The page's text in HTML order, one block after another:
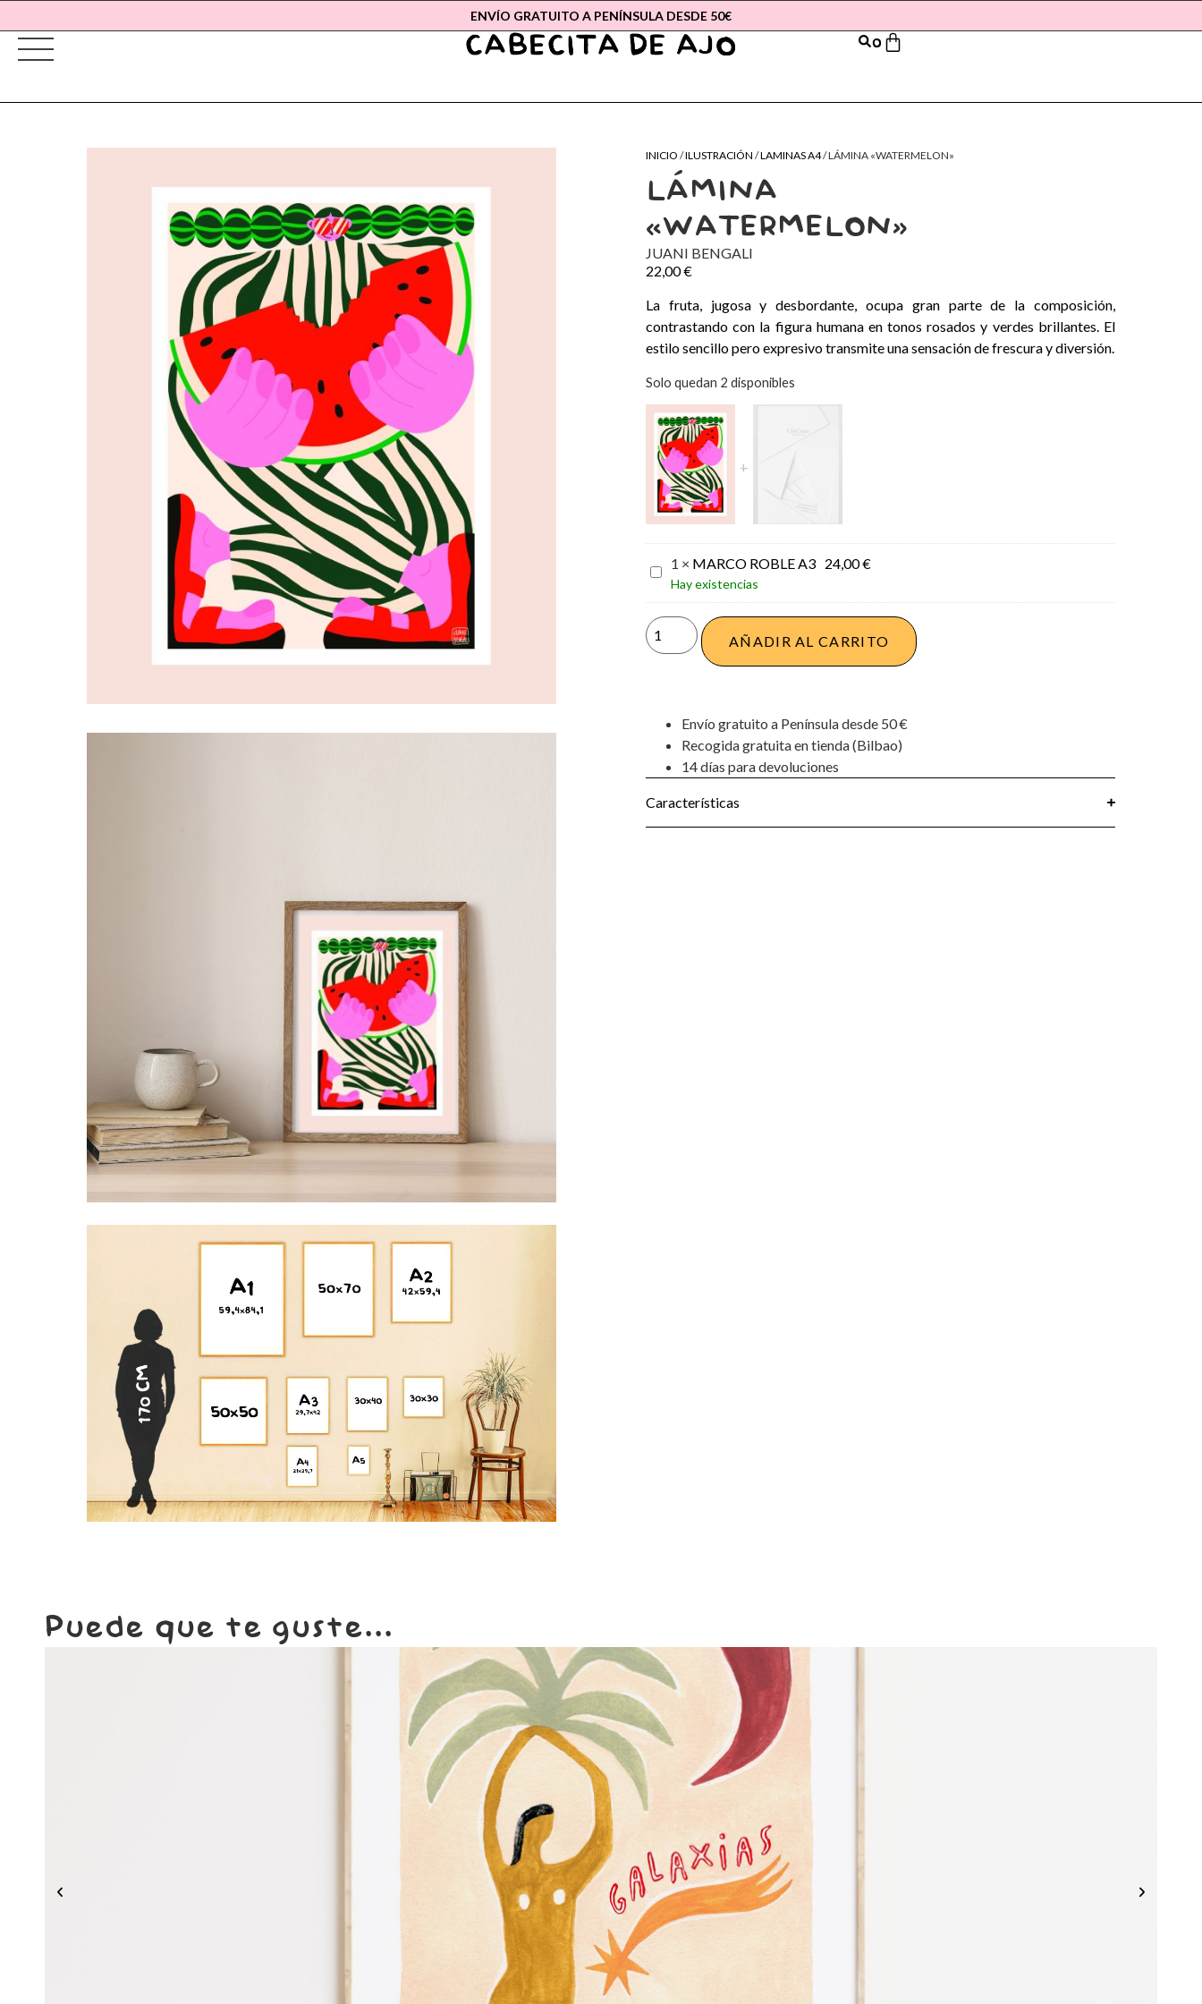
ENVÍO GRATUITO A PENÍNSULA DESDE 50€
0
INICIO /ILUSTRACIÓN /LAMINAS A4/ LÁMINA «WATERMELON»
LÁMINA
«WATERMELON»
JUANI BENGALI
22,00€
La fruta, jugosa y desbordante, ocupa gran parte de la composición,
contrastando con la figura humana en tonos rosados y verdes brillantes. El
estilo sencillo pero expresivo transmite una sensación de frescura y diversión.
Solo quedan 2 disponibles
MARCO
ROBLE
A3
1 × MARCO ROBLE A3 24,00€
Hay existencias
AÑADIR AL CARRITO
Envío gratuito a Península desde 50 €
Recogida gratuita en tienda (Bilbao)
14 días para devoluciones
Características
Puede que te guste...